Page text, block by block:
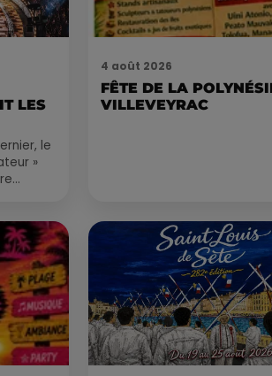
LES
le
»
4 août 2026
FÊTE DE LA
VILLEVEYRAC